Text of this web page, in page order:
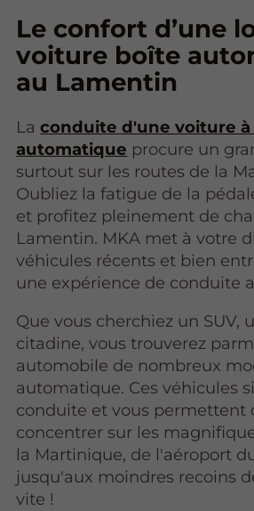
Le confort d’une
voiture boîte
au Lamentin
Laconduite d'une voiture
automatique procure un
surtout sur les routes de la
Oubliez la fatigue de la
et profitez pleinement de
Lamentin. MKA met à votre
véhicules récents et bien
une expérience de conduite
Que vous cherchiez un SUV,
citadine, vous trouverez
automobile de nombreux
automatique. Ces véhicules
conduite et vous permettent
concentrer sur les
la Martinique, de l'aéroport
jusqu'aux moindres recoins
vite !